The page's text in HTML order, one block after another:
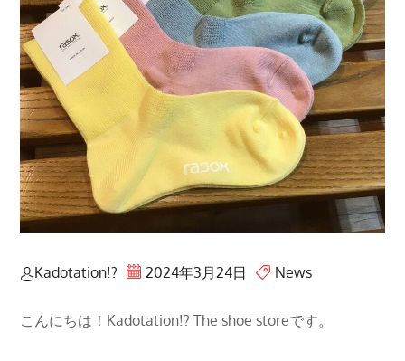
Kadotation!? 2024年3月24日 News
こんにちは！Kadotation!? The shoe storeです。